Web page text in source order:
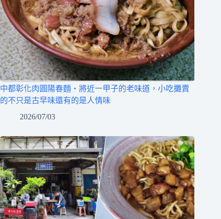
中都彰化肉圓陽春麵‧將近一甲子的老味道，小吃攤賣
的不只是古早味還有的是人情味
2026/07/03